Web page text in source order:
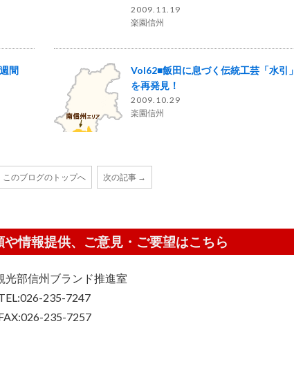
2009.11.19
楽園信州
間
Vol62■飯田に息づく伝統工芸「水引」
を再発見！
2009.10.29
楽園信州
このブログのトップへ 次の記事 →
情報提供、ご意見・ご要望はこちら
光部信州ブランド推進室
235-7247
235-7257